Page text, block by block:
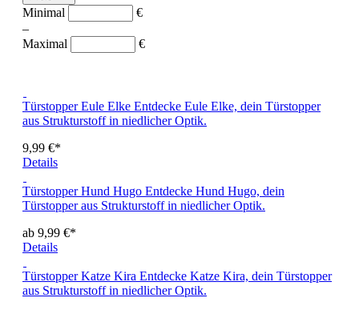
Minimal
€
–
Maximal
€
Türstopper Eule Elke Entdecke Eule Elke, dein Türstopper
aus Strukturstoff in niedlicher Optik.
9,99 €*
Details
Türstopper Hund Hugo Entdecke Hund Hugo, dein
Türstopper aus Strukturstoff in niedlicher Optik.
ab 9,99 €*
Details
Türstopper Katze Kira Entdecke Katze Kira, dein Türstopper
aus Strukturstoff in niedlicher Optik.